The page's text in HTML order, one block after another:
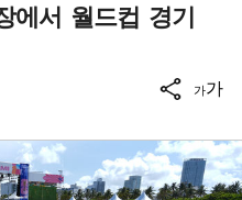
에서 월드컵 경기
가가